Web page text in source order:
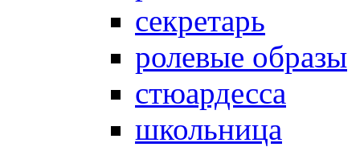
секретарь
ролевые образы
стюардесса
школьница